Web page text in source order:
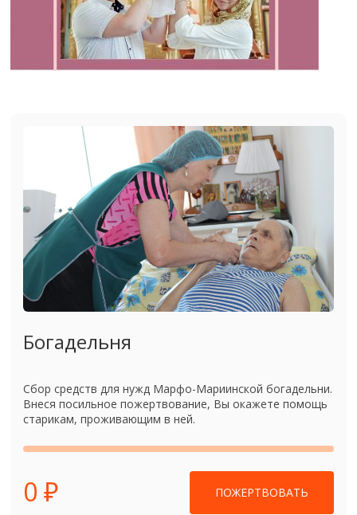
Богадельня
Сбор средств для нужд Марфо-Мариинской богадельни.
Внеся посильное пожертвование, Вы окажете помощь
старикам, проживающим в ней.
0 ₽ ПОЖЕРТВОВАТЬ